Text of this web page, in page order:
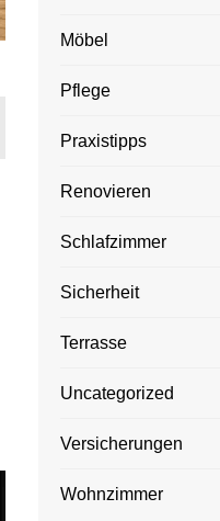
Möbel
Pflege
Praxistipps
Renovieren
Schlafzimmer
Sicherheit
Terrasse
Uncategorized
Versicherungen
Wohnzimmer